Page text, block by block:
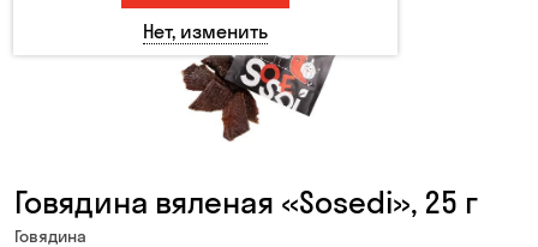
Говядина вяленая «Sosedi», 25 г
Говядина
Нет, изменить